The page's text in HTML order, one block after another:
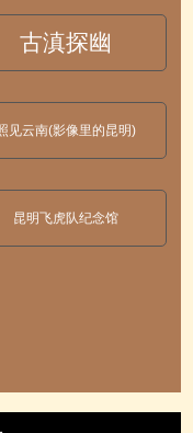
古滇探幽
见云南(影像里的昆明)
昆明飞虎队纪念馆